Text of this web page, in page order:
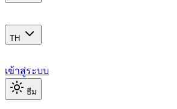
TH
เข้าสู่ระบบ
ธีม